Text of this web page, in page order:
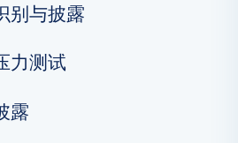
别与披露
力测试
露